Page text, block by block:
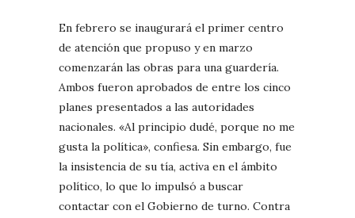
En febrero se inaugurará el primer centro
de atención que propuso y en marzo
comenzarán las obras para una guardería.
Ambos fueron aprobados de entre los cinco
planes presentados a las autoridades
nacionales. «Al principio dudé, porque no me
gusta la política», confiesa. Sin embargo, fue
la insistencia de su tía, activa en el ámbito
político, lo que lo impulsó a buscar
contactar con el Gobierno de turno. Contra